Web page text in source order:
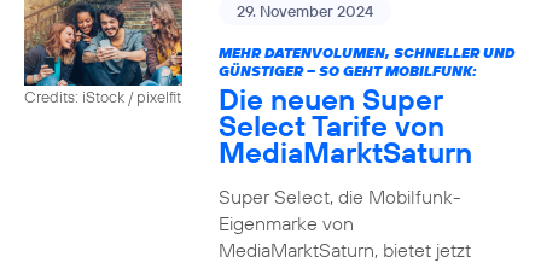
Credits: iStock / pixelfit
29. November 2024
MEHR DATENVOLUMEN, SCHNELLER UND
GÜNSTIGER – SO GEHT MOBILFUNK:
Die neuen Super
Select Tarife von
MediaMarktSaturn
Super Select, die Mobilfunk-
Eigenmarke von
MediaMarktSaturn, bietet jetzt